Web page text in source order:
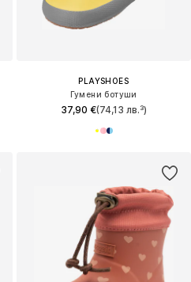
PLAYSHOES
Гумени ботуши
37,90 €(74,13 лв.³)